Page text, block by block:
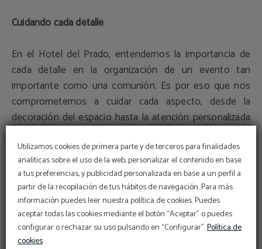
Utilizamos cookies de primera parte y de terceros para finalidades
analíticas sobre el uso de la web, personalizar el contenido en base
a tus preferencias, y publicidad personalizada en base a un perfil a
partir de la recopilación de tus hábitos de navegación. Para más
información puedes leer nuestra política de cookies. Puedes
aceptar todas las cookies mediante el botón “Aceptar” o puedes
configurar o rechazar su uso pulsando en “Configurar”.Política de
cookies
Cuidando cada detalle
En el Hotel del Prado, entendemos la importancia de
cada detalle en la organización de un evento tan
importante como una comunión. Es por eso que nos
comprometemos a cuidar cada aspecto, desde la
decoración del espacio hasta la atención personalizada
que este día sea especial y mágico, lleno de momentos
de alegría y felicidad que perdurarán en la memoria de
toda la familia.
Celebra en el Hotel del Prado: Donde los Sueños se
Hacen Realidad